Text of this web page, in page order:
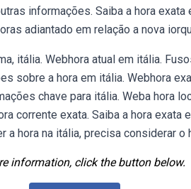
informações. Saiba a hora
adiantado em relação a nova
itália. Webhora atual em itália.
sobre a hora em itália. Webhora
chave para itália. Weba hora
corrente exata. Saiba a hora exata
a hora na itália, precisa considerar o
information, click the button below.